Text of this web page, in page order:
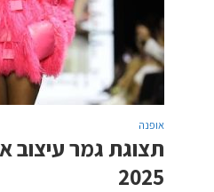
אופנה
תצוגת גמר עיצוב
2025